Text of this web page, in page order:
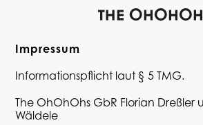
Impressum
Informationspflicht laut § 5 TMG.
The OhOhOhs GbR Florian Dreßler
Wäldele